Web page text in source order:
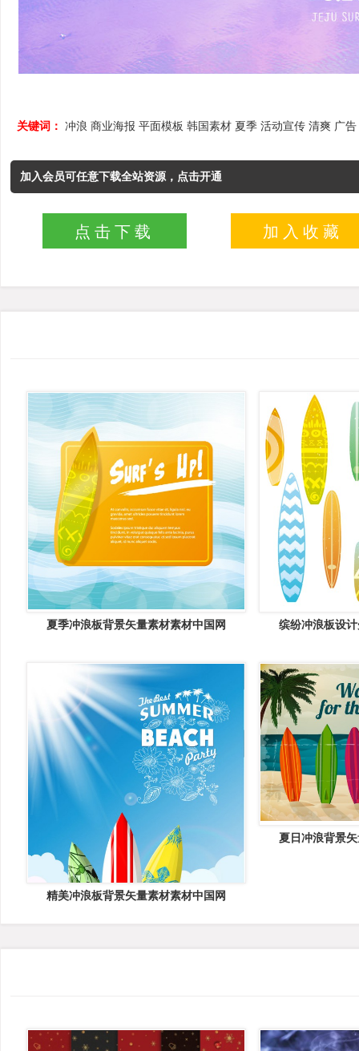
关键词： 冲浪 商业海报 平面模板 韩国素材 夏季 活动宣传 清爽 广告
加入会员可任意下载全站资源，点击开通
点击下载 加入收藏
夏季冲浪板背景矢量素材素材中国网 缤纷冲浪板设
精美冲浪板背景矢量素材素材中国网
夏日冲浪背景